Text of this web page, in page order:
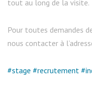
tout au long de la visite.
Pour toutes demandes
nous contacter à
#stage #recrutement